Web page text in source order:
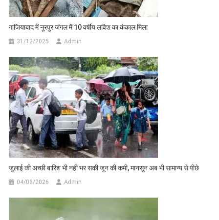
गाजियाबाद में नूरपुर जंगल में 10 वर्षीय लविश का कंकाल मिला
31/12/2025 Admin
जुलाई की अच्छी बारिश भी नहीं भर सकी जून की कमी, मानसून अब भी सामान्य से पीछे
04/08/2026 Admin